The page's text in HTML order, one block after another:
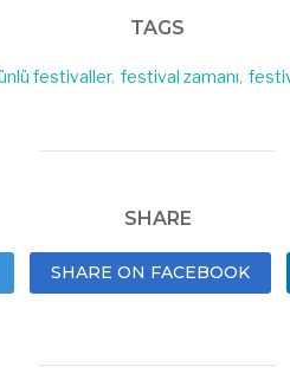
TAGS
festivaller, festival zamanı,
SHARE
SHARE ON FACEBOOK